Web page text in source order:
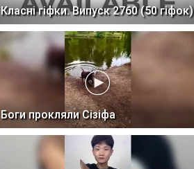
Класні гіфки. Випуск 2760 (50 гіфок)
Боги прокляли Сізіфа